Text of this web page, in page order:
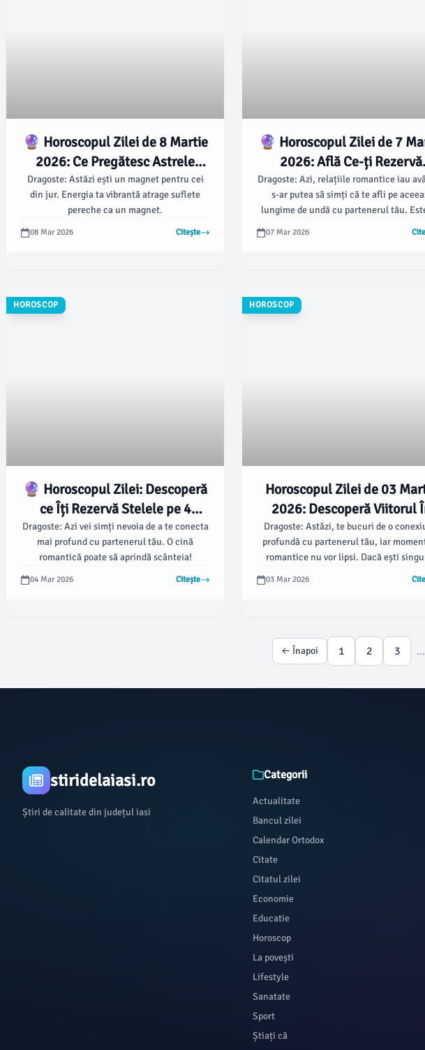
🔮 Horoscopul Zilei de 8 Martie
2026: Ce Pregătesc Astrele
pentru Tine! 🌟
Dragoste: Astăzi ești un magnet pentru cei
din jur. Energia ta vibrantă atrage suflete
pereche ca un magnet.
08 Mar 2026 Citește
🔮 Horoscopul Zilei de 7
2026: Află Ce-ți Rezervă
Astrele! 🌌
Dragoste: Azi, relațiile romantice iau
s-ar putea să simți că te afli pe
lungime de undă cu partenerul tău.
moment bun să planifici o seară
07 Mar 2026
HOROSCOP
🔮 Horoscopul Zilei: Descoperă
ce Îți Rezervă Stelele pe 4
Martie 2026! ⭐️
Dragoste: Azi vei simți nevoia de a te conecta
mai profund cu partenerul tău. O cină
romantică poate să aprindă scânteia!
04 Mar 2026 Citește
HOROSCOP
Horoscopul Zilei de 03
2026: Descoperă Viitorul
Stele! ✨
Dragoste: Astăzi, te bucuri de o
profundă cu partenerul tău, iar
romantice nu vor lipsi. Dacă ești
03 Mar 2026
← Înapoi 1 2 3 ...
stiridelaiasi.ro
Știri de calitate din județul iasi
Categorii
Actualitate
Bancul zilei
Calendar Ortodox
Citate
Citatul zilei
Economie
Educatie
Horoscop
La povești
Lifestyle
Sanatate
Sport
Știați că